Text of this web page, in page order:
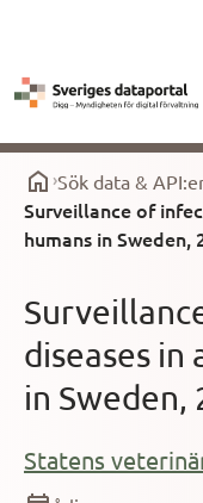
Sök data &
Surveillance of
humans in Sweden,
diseases in
in Sweden,
Statens